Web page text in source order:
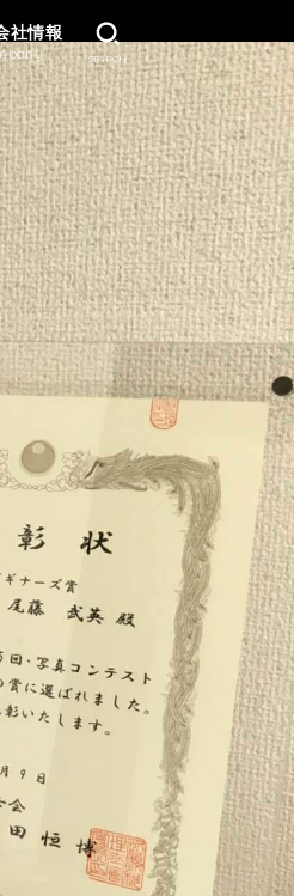
社情報
SEARCH